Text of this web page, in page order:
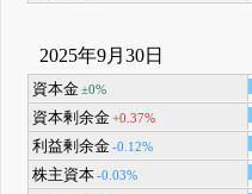
2025年9月30日
資本金±0%
資本剰余金+0.37%
利益剰余金-0.12%
株主資本-0.03%